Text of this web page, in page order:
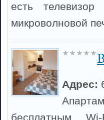
есть
микроволновой
Адрес:
бесплатным